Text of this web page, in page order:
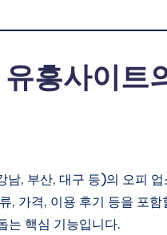
흥사이트
남, 부산, 대구 등)의 오피
, 가격, 이용 후기 등을 포
는 핵심 기능입니다.